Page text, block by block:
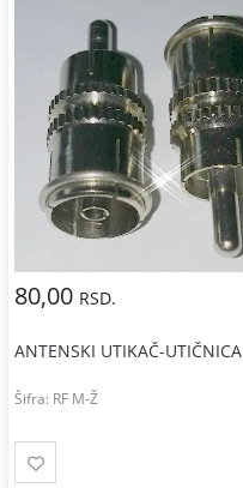
80,00 RSD.
ANTENSKI UTIKAČ-UTIČNICA
Šifra: RF M-Ž